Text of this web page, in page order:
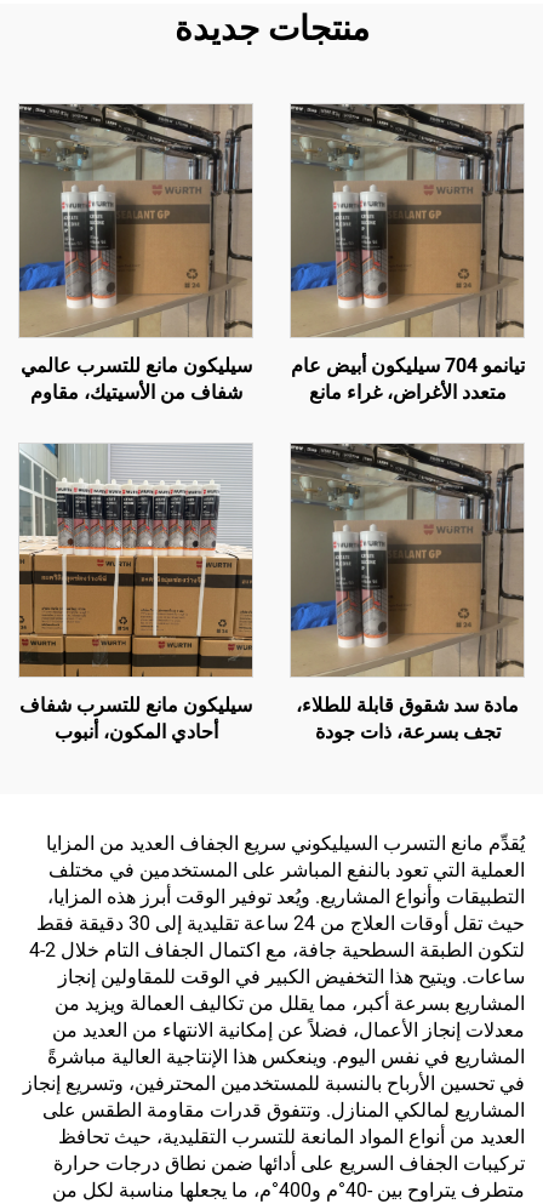
منتجات جديدة
تيانمو 704 سيليكون أبيض عام
متعدد الأغراض، غراء مانع
سيليكون مانع للتسرب عالمي
شفاف من الأسيتيك، مقاوم
مادة سد شقوق قابلة للطلاء،
تجف بسرعة، ذات جودة
سيليكون مانع للتسرب شفاف
أحادي المكون، أنبوب
يُقدِّم مانع التسرب السيليكوني سريع الجفاف العديد من المزايا
العملية التي تعود بالنفع المباشر على المستخدمين في مختلف
التطبيقات وأنواع المشاريع. ويُعد توفير الوقت أبرز هذه المزايا،
حيث تقل أوقات العلاج من 24 ساعة تقليدية إلى 30 دقيقة فقط
لتكون الطبقة السطحية جافة، مع اكتمال الجفاف التام خلال 2-4
ساعات. ويتيح هذا التخفيض الكبير في الوقت للمقاولين إنجاز
المشاريع بسرعة أكبر، مما يقلل من تكاليف العمالة ويزيد من
معدلات إنجاز الأعمال، فضلاً عن إمكانية الانتهاء من العديد من
المشاريع في نفس اليوم. وينعكس هذا الإنتاجية العالية مباشرةً
في تحسين الأرباح بالنسبة للمستخدمين المحترفين، وتسريع إنجاز
المشاريع لمالكي المنازل. وتتفوق قدرات مقاومة الطقس على
العديد من أنواع المواد المانعة للتسرب التقليدية، حيث تحافظ
تركيبات الجفاف السريع على أدائها ضمن نطاق درجات حرارة
متطرف يتراوح بين -40°م و400°م، ما يجعلها مناسبة لكل من